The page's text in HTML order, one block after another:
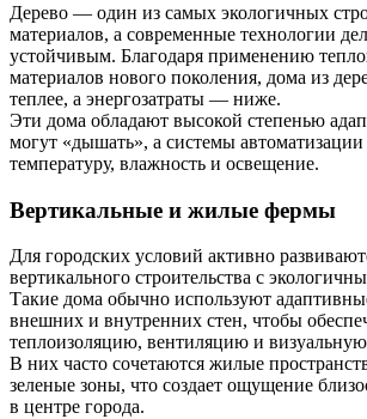
Дерево — один из самых экологичных
материалов, а современные технологии
устойчивым. Благодаря применению
материалов нового поколения, дома из
теплее, а энергозатраты — ниже.
Эти дома обладают высокой степенью
могут «дышать», а системы
температуру, влажность и освещение.
Вертикальные и жилые фермы
Для городских условий активно
вертикального строительства с
Такие дома обычно используют
внешних и внутренних стен, чтобы
теплоизоляцию, вентиляцию и визуальную
В них часто сочетаются жилые
зеленые зоны, что создает ощущение
в центре города.